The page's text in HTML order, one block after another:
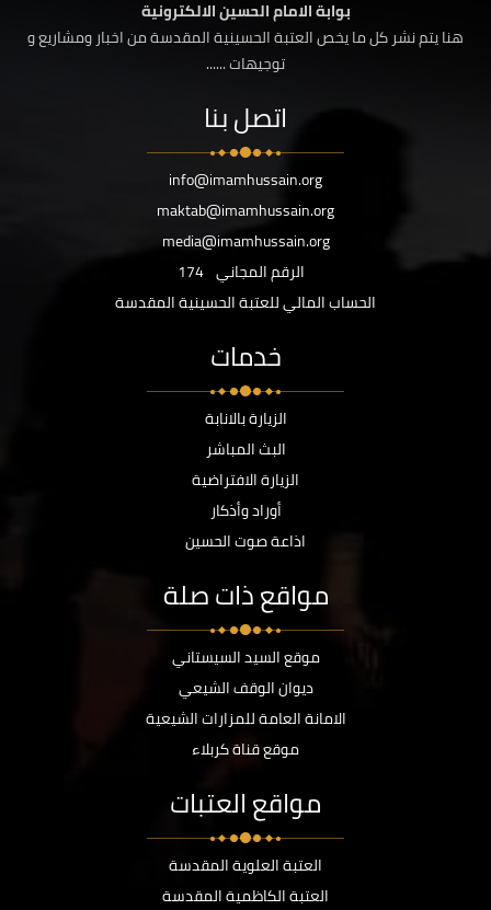
بوابة الامام الحسين الالكترونية
هنا يتم نشر كل ما يخص العتبة الحسينية المقدسة من اخبار ومشاريع و
توجيهات ......
اتصل بنا
info@imamhussain.org
maktab@imamhussain.org
media@imamhussain.org
الرقم المجاني 174
الحساب المالي للعتبة الحسينية المقدسة
خدمات
الزيارة بالانابة
البث المباشر
الزيارة الافتراضية
أوراد وأذكار
اذاعة صوت الحسين
مواقع ذات صلة
موقع السيد السيستاني
ديوان الوقف الشيعي
الامانة العامة للمزارات الشيعية
موقع قناة كربلاء
مواقع العتبات
العتبة العلوية المقدسة
العتبة الكاظمية المقدسة